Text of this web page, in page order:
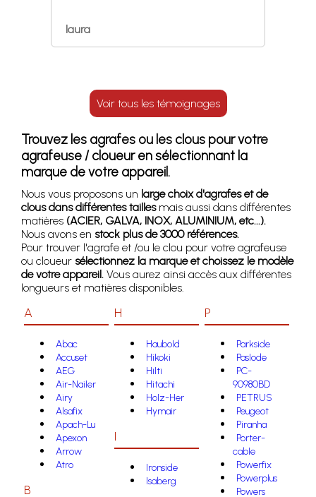
laura
Voir tous les témoignages
Trouvez les agrafes ou les clous pour votre
agrafeuse / cloueur en sélectionnant la
marque de votre appareil.
Nous vous proposons un large choix d'agrafes et de
clous dans différentes taillesmais aussi dans différentes
matières (ACIER, GALVA, INOX, ALUMINIUM, etc...).
Nous avons en stock plus de 3000 références.
Pour trouver l'agrafe et /ou le clou pour votre agrafeuse
ou cloueur sélectionnez la marque et choissez le modèle
de votre appareil. Vous aurez ainsi accès aux différentes
longueurs et matières disponibles.
A
Abac
Accuset
AEG
Air-Nailer
Airy
Alsafix
Apach-Lu
Apexon
Arrow
Atro
B
H
Haubold
Hikoki
Hilti
Hitachi
Holz-Her
Hymair
I
Ironside
Isaberg
P
Parkside
Paslode
PC-
90980BD
PETRUS
Peugeot
Piranha
Porter-
cable
Powerfix
Powerplus
Powers